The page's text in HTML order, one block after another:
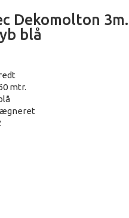
Dekomolton
blå
mtr.